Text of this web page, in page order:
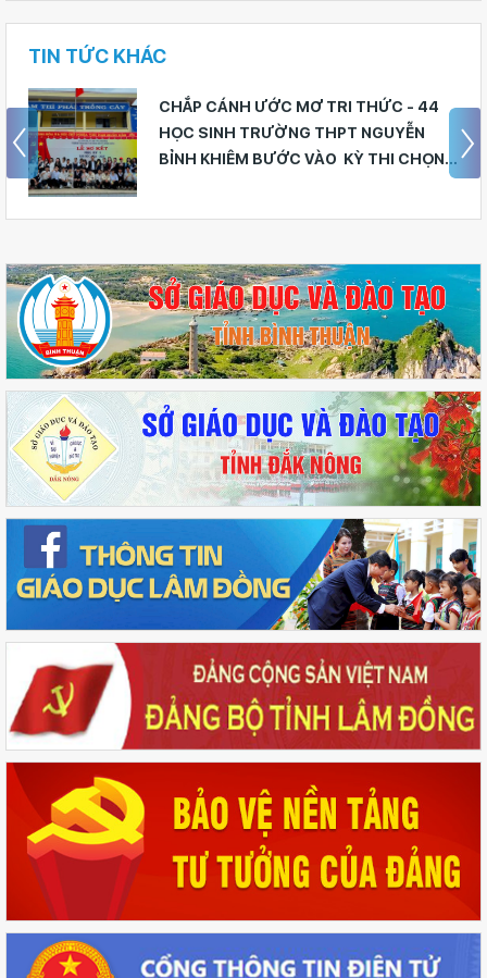
TIN TỨC KHÁC
CHẮP CÁNH ƯỚC MƠ TRI THỨC - 44
HỌC SINH TRƯỜNG THPT NGUYỄN
BỈNH KHIÊM BƯỚC VÀO KỲ THI CHỌN